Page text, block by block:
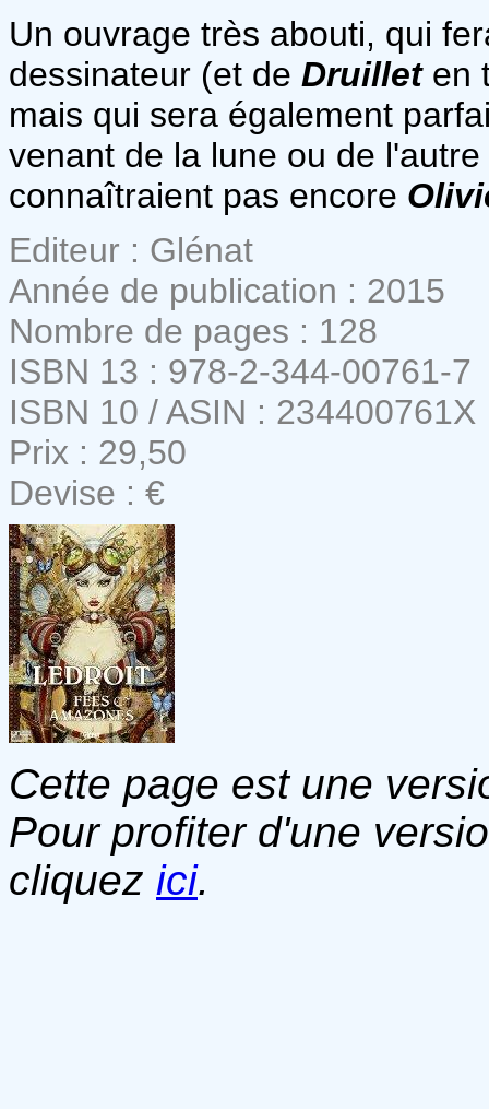
Un ouvrage très abouti, qui
dessinateur (et de Druilleten
mais qui sera également
venant de la lune ou de
connaîtraient pas encore
Editeur : Glénat
Année de publication : 2015
Nombre de pages : 128
ISBN 13 : 978-2-344-00761-7
ISBN 10 / ASIN : 234400761X
Prix : 29,50
Devise : €
Cette page est une
Pour profiter d'une
cliquez ici.